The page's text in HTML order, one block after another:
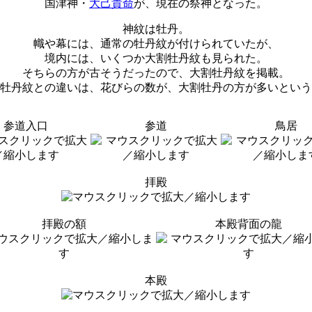
国津神・ 大己貴命が、現在の祭神となった。
神紋は牡丹。
幟や幕には、通常の牡丹紋が付けられていたが、
境内には、いくつか大割牡丹紋も見られた。
そちらの方が古そうだったので、大割牡丹紋を掲載。
丹紋との違いは、花びらの数が、大割牡丹の方が多いとい
参道入口 参道 鳥居
拝殿
拝殿の額 本殿背面の龍
本殿